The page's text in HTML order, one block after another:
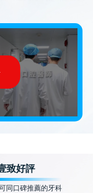
致好評
同口碑推薦的牙科